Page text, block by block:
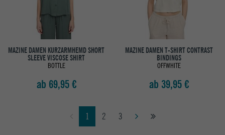
MAZINE DAMEN KURZARMHEMD SHORT
SLEEVE VISCOSE SHIRT
BOTTLE
ab 69,95 €
MAZINE DAMEN T-SHIRT CONTRAST
BINDINGS
OFFWHITE
ab 39,95 €
1 2 3